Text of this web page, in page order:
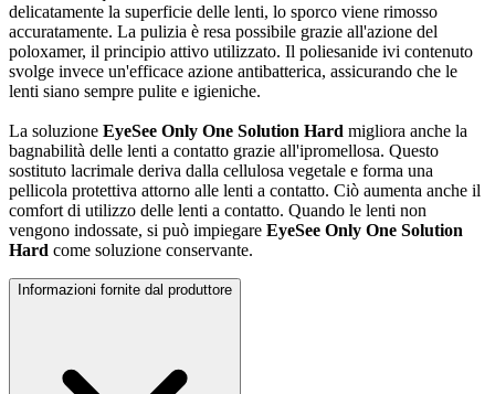
delicatamente la superficie delle lenti, lo sporco viene rimosso
accuratamente. La pulizia è resa possibile grazie all'azione del
poloxamer, il principio attivo utilizzato. Il poliesanide ivi contenuto
svolge invece un'efficace azione antibatterica, assicurando che le
lenti siano sempre pulite e igieniche.
La soluzione EyeSee Only One Solution Hard migliora anche la
bagnabilità delle lenti a contatto grazie all'ipromellosa. Questo
sostituto lacrimale deriva dalla cellulosa vegetale e forma una
pellicola protettiva attorno alle lenti a contatto. Ciò aumenta anche il
comfort di utilizzo delle lenti a contatto. Quando le lenti non
vengono indossate, si può impiegare EyeSee Only One Solution
Hard come soluzione conservante.
Informazioni fornite dal produttore